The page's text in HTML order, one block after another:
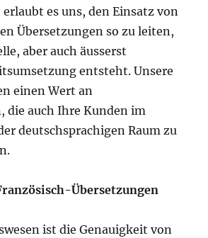
erlaubt es uns, den Einsatz von
Übersetzungen so zu leiten,
aber auch äusserst
entsteht. Unsere
einen Wert an
die auch Ihre Kunden im
deutschsprachigen Raum zu
Übersetzungen
ist die Genauigkeit von